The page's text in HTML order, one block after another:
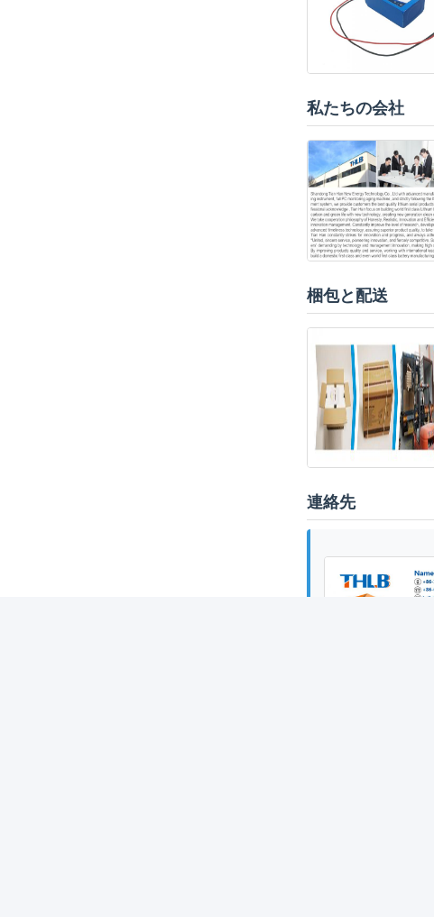
私たちの会社
梱包と配送
連絡先